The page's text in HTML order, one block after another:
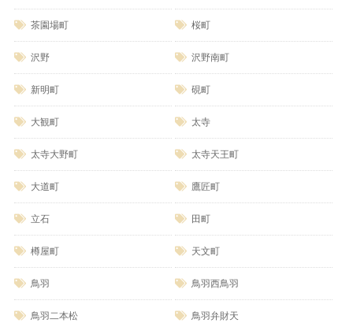
茶園場町 桜町
沢野 沢野南町
新明町 硯町
大観町 太寺
太寺大野町 太寺天王町
大道町 鷹匠町
立石 田町
樽屋町 天文町
鳥羽 鳥羽西鳥羽
鳥羽二本松 鳥羽弁財天